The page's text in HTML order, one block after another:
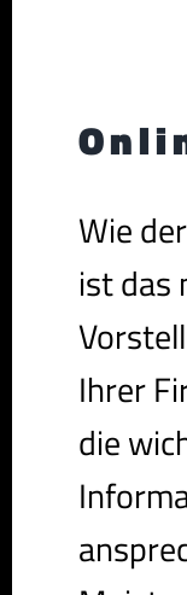
Wie
ist das
Ihrer
die